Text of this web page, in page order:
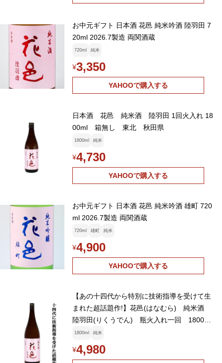
お中元ギフト 日本酒 花邑 純米吟酒 陸羽田 7
20ml 2026.7製造 両関酒蔵
720ml 純米
¥3,350
YAHOOで購入する
日本酒 花邑 純米酒 陸羽田 1回火入れ 18
00ml 箱無し 東北 秋田県
1800ml 純米
¥4,730
YAHOOで購入する
お中元ギフト 日本酒 花邑 純米吟酒 雄町 720
ml 2026.7製造 両関酒蔵
720ml 雄町 純米
¥4,900
YAHOOで購入する
【あの十四代から特別に技術指導を受けて生
まれた超話題作!】花邑(はなむら) 純米酒
陸羽田(りくうでん) 瓶火入れ一回 1800ml
(クール便推奨)(k)
1800ml 純米
¥4,980